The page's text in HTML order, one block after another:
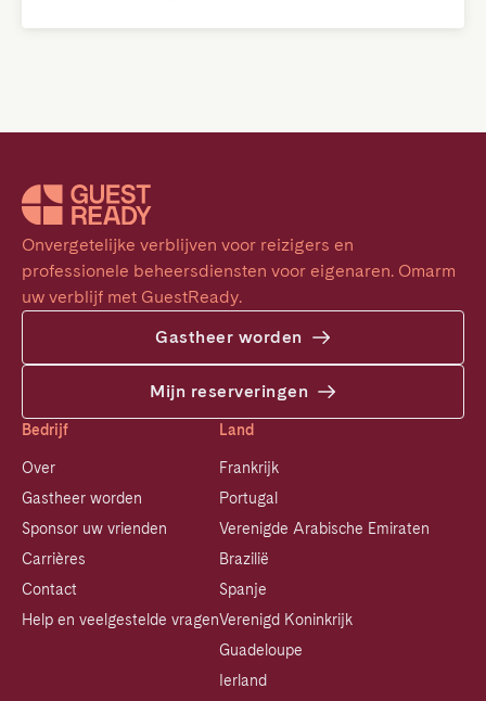
Onvergetelijke verblijven voor reizigers en
professionele beheersdiensten voor eigenaren. Omarm
uw verblijf met GuestReady.
Gastheer worden
Mijn reserveringen
Bedrijf
Over
Gastheer worden
Sponsor uw vrienden
Carrières
Contact
Help en veelgestelde vragen
Land
Frankrijk
Portugal
Verenigde Arabische Emiraten
Brazilië
Spanje
Verenigd Koninkrijk
Guadeloupe
Ierland